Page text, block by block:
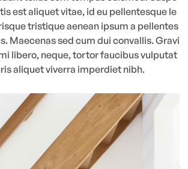
est aliquet vitae, id eu pellentesque le
tristique aenean ipsum a pellentes
Maecenas sed cum dui convallis. Gravi
libero, neque, tortor faucibus vulputat
aliquet viverra imperdiet nibh.